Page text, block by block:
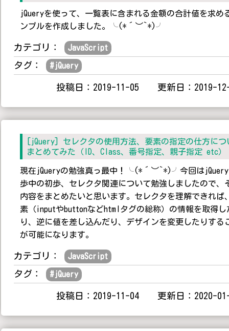
jQueryを使って、一覧表に含まれる金額の合計値を求め
ンプルを作成しました。╰(*´︶`*)╯
カテゴリ： JavaScript
タグ： #jQuery
投稿日：2019-11-05 更新日：2019-
[jQuery] セレクタの使用方法、要素の指定の仕方につ
まとめてみた（ID、Class、番号指定、親子指定 etc）
現在jQueryの勉強真っ最中！╰(*´︶`*)╯今回はjQuery
歩中の初歩、セレクタ関連について勉強しましたので、
内容をまとめたいと思います。セレクタを理解できれば
素（inputやbuttonなどhtmlタグの総称）の情報を取得し
り、逆に値を差し込んだり、デザインを変更したりする
が可能になります。
カテゴリ： JavaScript
タグ： #jQuery
投稿日：2019-11-04 更新日：2020-